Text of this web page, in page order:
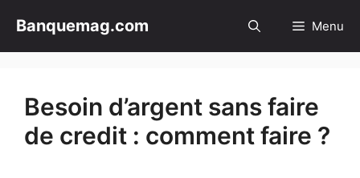
contenu
Banquemag.com Menu
Besoin d’argent sans faire
de credit : comment faire ?